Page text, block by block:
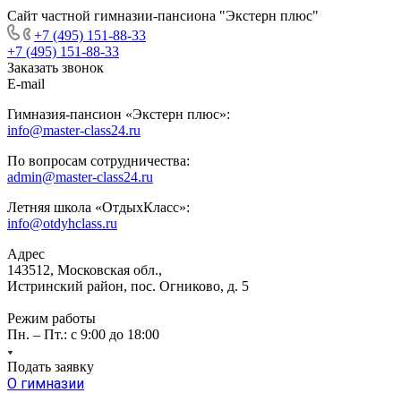
Сайт частной гимназии-пансиона "Экстерн плюс"
+7 (495) 151-88-33
+7 (495) 151-88-33
Заказать звонок
E-mail
Гимназия-пансион «Экстерн плюс»:
info@master-class24.ru
По вопросам сотрудничества:
admin@master-class24.ru
Летняя школа «ОтдыхКласс»:
info@otdyhclass.ru
Адрес
143512, Московская обл.,
Истринский район, пос. Огниково, д. 5
Режим работы
Пн. – Пт.: с 9:00 до 18:00
Подать заявку
О гимназии